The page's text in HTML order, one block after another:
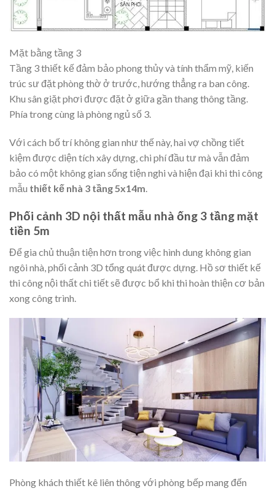
Mặt bằng tầng 3
Tầng 3 thiết kế đảm bảo phong thủy và tính thẩm mỹ, kiến
trúc sư đặt phòng thờ ở trước, hướng thẳng ra ban công.
Khu sân giặt phơi được đặt ở giữa gần thang thông tầng.
Phía trong cùng là phòng ngủ số 3.
Với cách bố trí không gian như thế này, hai vợ chồng tiết
kiệm được diện tích xây dựng, chi phí đầu tư mà vẫn đảm
bảo có một không gian sống tiện nghi và hiện đại khi thi công
mẫu thiết kế nhà 3 tầng 5x14m.
Phối cảnh 3D nội thất mẫu nhà ống 3 tầng mặt
tiền 5m
Để gia chủ thuận tiện hơn trong việc hình dung không gian
ngôi nhà, phối cảnh 3D tổng quát được dựng. Hồ sơ thiết kế
thi công nội thất chi tiết sẽ được bổ khi thi hoàn thiện cơ bản
xong công trình.
Phòng khách thiết kê liên thông với phòng bếp mang đến